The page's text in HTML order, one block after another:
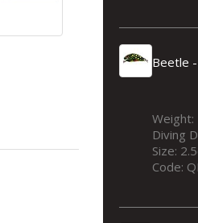
Beetle -
Diving
Size:
Code: